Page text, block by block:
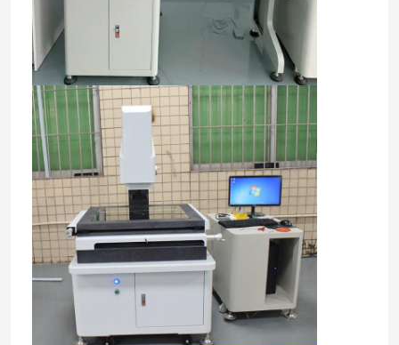
Máy đo độ phẳng
Máy kiểm tra AOI